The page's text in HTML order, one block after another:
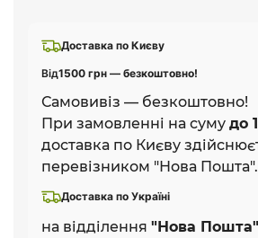
Доставка по Києву
Від1500 грн — безкоштовно!
Самовивіз — безкоштовно!
При замовленні на суму до
доставка по Києву
перевізником "Нова Пошта".
Доставка по Україні
на відділення "Нова Пошта"